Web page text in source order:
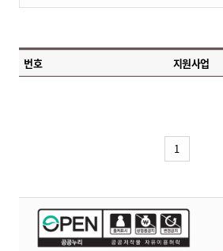
번호 지원사업
1